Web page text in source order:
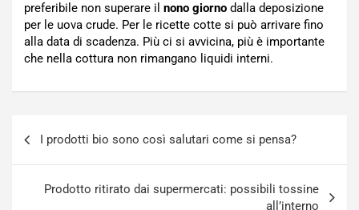
preferibile non superare il nono giorno dalla deposizione
per le uova crude. Per le ricette cotte si può arrivare fino
alla data di scadenza. Più ci si avvicina, più è importante
che nella cottura non rimangano liquidi interni.
articoli
I prodotti bio sono così salutari come si pensa?
Prodotto ritirato dai supermercati: possibili tossine
all’interno